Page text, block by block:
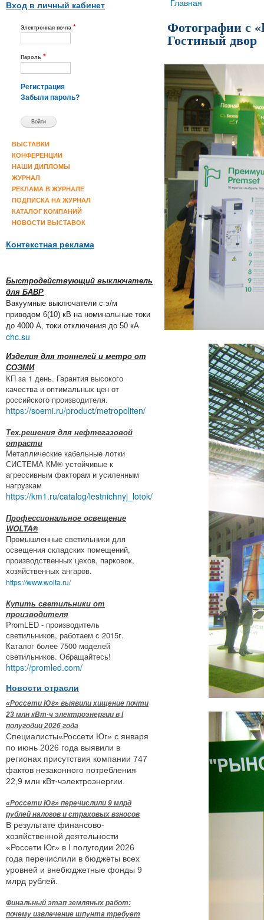
Вход в личный кабинет
Электронная почта *
Пароль *
Регистрация
Забыли пароль?
ВЫСТАВКИ
КОНФЕРЕНЦИИ
НАШИ ДИПЛОМЫ
ЖУРНАЛ
РЕКЛАМА В ЖУРНАЛЕ
ПОДПИСКА НА ЖУРНАЛ
КАТАЛОГ КОМПАНИЙ
НОВОСТИ ВЫСТАВОК
Контекстная реклама
Быстродействующий выключатель
для БАВР
Вакуумные выключатели с э/м
приводом 6(10) кВ на номинальные токи
до 4000 А, токи отключения до 50 кА
chc.su
Изделия для тоннелей и метро от
СОЭМИ
КП за 1 день. Гарантия высокого
качества и оптимальных цен от
российского производителя.
https://soemi.ru/product/metropoliten/
Тех.решения для нефтегазовой
отрасти
Металлические кабельные лотки
СИСТЕМА КМ® устойчивые к
агрессивным факторам и усиленным
нагрузкам
https://km1.ru/catalog/lestnichnyj_lotok/
Профессиональное освещение
WOLTA®
Промышленные светильники для
освещения складских помещений,
производственных цехов, парковок,
хозяйственных ангаров.
https://www.wolta.ru/
Купить светильники от
производителя
PromLED - производитель
светильников, работаем с 2015г.
Каталог более 7500 моделей
светильников. Обращайтесь!
https://promled.com/
Новости отрасли
«Россети Юг» выявили хищение почти
23 млн кВт·ч электроэнергии в I
полугодии 2026 года
Специалисты«Россети Юг» с января
по июнь 2026 года выявили в
регионах присутствия компании 747
фактов незаконного потребления
22,9 млн кВт·чэлектроэнергии.
«Россети Юг» перечислили 9 млрд
рублей налогов и страховых взносов
В результате финансово-
хозяйственной деятельности
«Россети Юг» в I полугодии 2026
года перечислили в бюджеты всех
уровней и внебюджетные фонды 9
млрд рублей.
Финальный этап земляных работ:
почему извлечение шпунта требует
Вы здесь
Главная
Фотографии с
Гостиный двор